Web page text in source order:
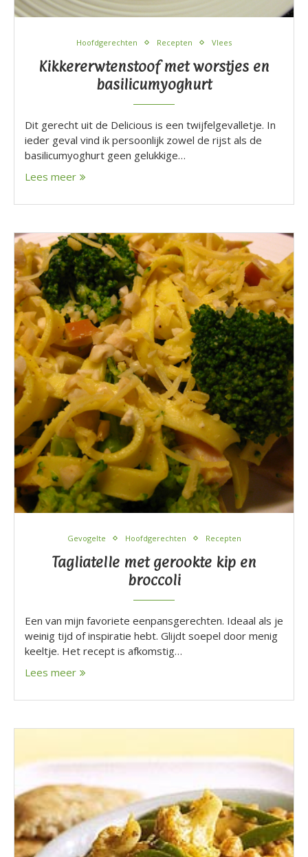
Hoofdgerechten Recepten Vlees
Kikkererwtenstoof met worstjes en
basilicumyoghurt
Dit gerecht uit de Delicious is een twijfelgevalletje. In
ieder geval vind ik persoonlijk zowel de rijst als de
basilicumyoghurt geen gelukkige…
Lees meer
Gevogelte Hoofdgerechten Recepten
Tagliatelle met gerookte kip en
broccoli
Een van mijn favoriete eenpansgerechten. Ideaal als je
weinig tijd of inspiratie hebt. Glijdt soepel door menig
keeltje. Het recept is afkomstig…
Lees meer